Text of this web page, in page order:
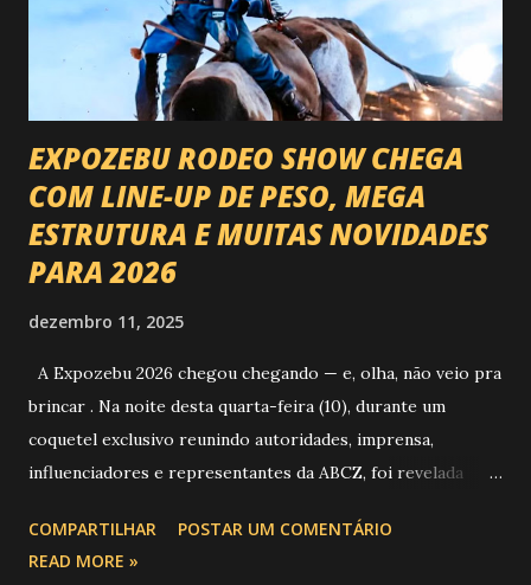
EXPOZEBU RODEO SHOW CHEGA
COM LINE-UP DE PESO, MEGA
ESTRUTURA E MUITAS NOVIDADES
PARA 2026
dezembro 11, 2025
A Expozebu 2026 chegou chegando — e, olha, não veio pra
brincar . Na noite desta quarta-feira (10), durante um
coquetel exclusivo reunindo autoridades, imprensa,
influenciadores e representantes da ABCZ, foi revelada
festa : a chegada do Campeonato de Montarias em Touros
do Circuito Rancho Primavera (CRP) , a maior companhia de
COMPARTILHAR
POSTAR UM COMENTÁRIO
READ MORE »